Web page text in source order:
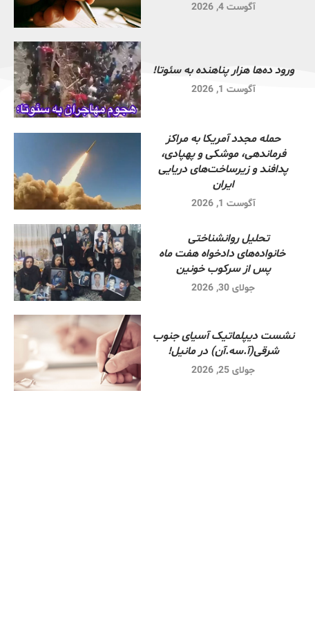
آگوست 4, 2026
ورود ده‌ها هزار پناهنده به سئوتا!
آگوست 1, 2026
حمله مجدد آمریکا به مراکز
فرماندهی، موشکی و پهپادی،
پدافند و زیرساخت‌های دریایی
ایران
آگوست 1, 2026
تحلیل روانشناختی
خانواده‌های دادخواه هفت ماه
پس از سرکوب خونین
جولای 30, 2026
نشست دیپلماتیک آسیای جنوب
شرقی‌(آ.سه.آن) در مانیل!
جولای 25, 2026